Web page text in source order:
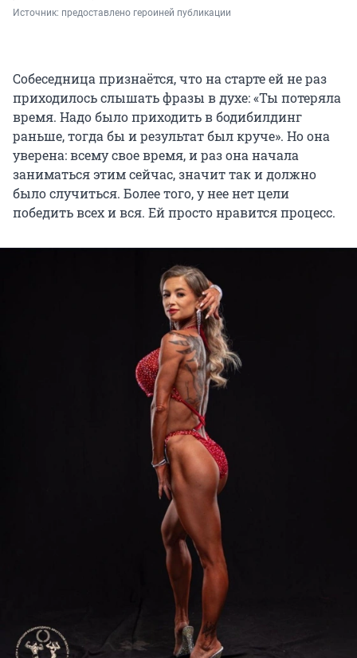
Источник: предоставлено героиней публикации
Собеседница признаётся, что на старте ей не раз
приходилось слышать фразы в духе: «Ты потеряла
время. Надо было приходить в бодибилдинг
раньше, тогда бы и результат был круче». Но она
уверена: всему свое время, и раз она начала
заниматься этим сейчас, значит так и должно
было случиться. Более того, у нее нет цели
победить всех и вся. Ей просто нравится процесс.